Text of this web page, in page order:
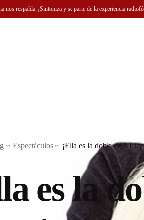
nos respalda. ¡Sintoniza y sé parte de la experiencia
Espectáculos ¡Ella es la doble de
es la